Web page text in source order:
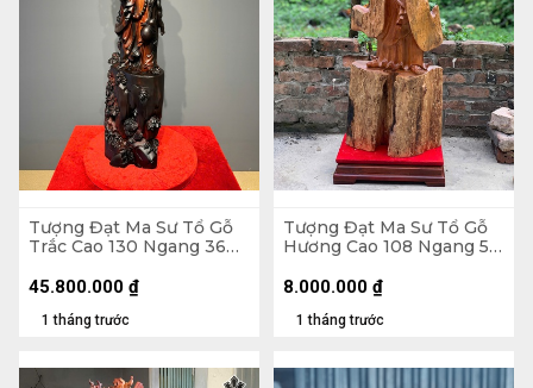
Tượng Đạt Ma Sư Tổ Gỗ
Trắc Cao 130 Ngang 36
1 tháng trước
45.800.000 ₫
Tượng Đạt Ma Sư Tổ Gỗ
Hương Cao 108 Ngang 58
1 tháng trước
8.000.000 ₫